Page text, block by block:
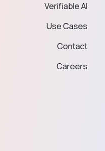
Verifiable AI
Use Cases
Contact
Careers